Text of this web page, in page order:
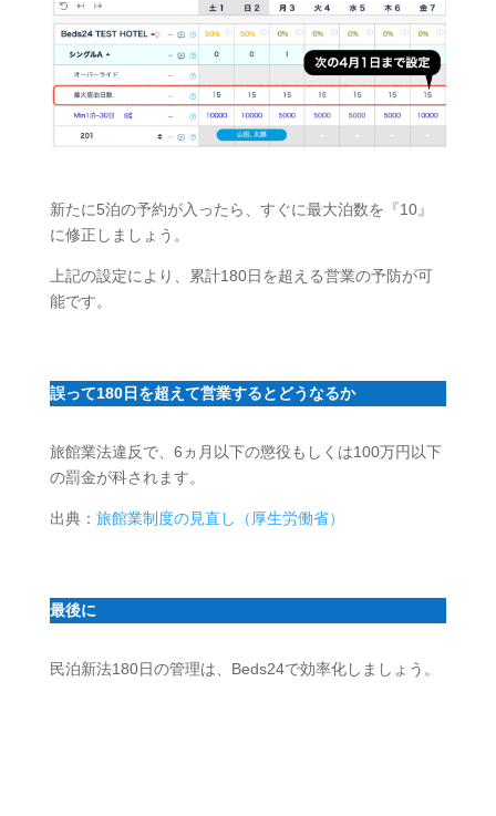
新たに5泊の予約が入ったら、すぐに最大泊数を『10』
に修正しましょう。
上記の設定により、累計180日を超える営業の予防が可
能です。
誤って180日を超えて営業するとどうなるか
旅館業法違反で、6ヵ月以下の懲役もしくは100万円以下
の罰金が科されます。
出典： 旅館業制度の見直し（厚生労働省）
最後に
民泊新法180日の管理は、Beds24で効率化しましょう。